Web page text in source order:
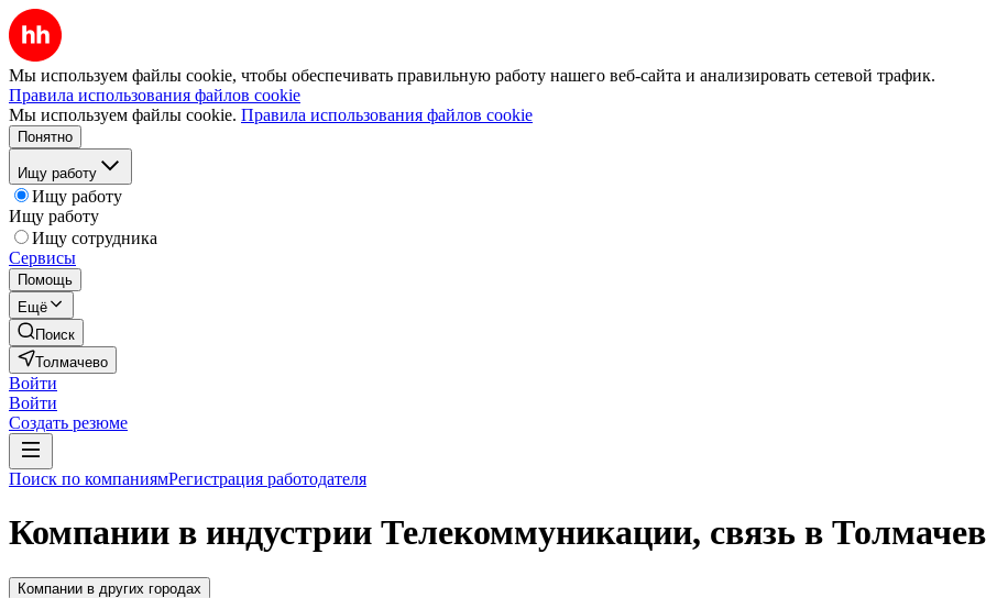
Мы используем файлы cookie, чтобы обеспечивать правильную работу нашего веб-сайта и анализировать сетевой трафик.
Правила использования файлов cookie
Мы используем файлы cookie. Правила использования файлов cookie
Понятно
Ищу работу
Ищу работу
Ищу работу
Ищу сотрудника
Сервисы
Помощь
Ещё
Поиск
Толмачево
Войти
Войти
Создать резюме
Поиск по компаниямРегистрация работодателя
Компании в индустрии Телекоммуникации, связь в
Компании в других городах